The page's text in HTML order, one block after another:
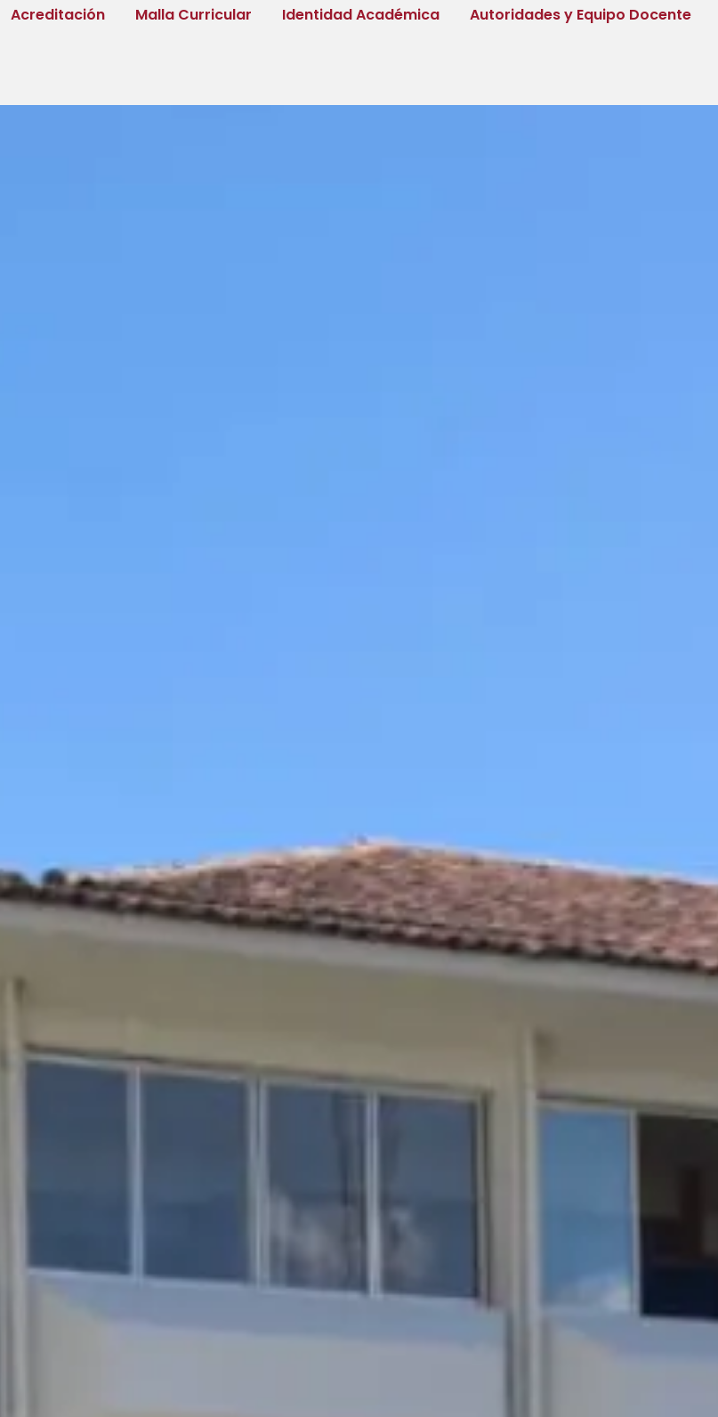
Acreditación Malla Curricular Identidad Académica Autoridades y Equipo Docente